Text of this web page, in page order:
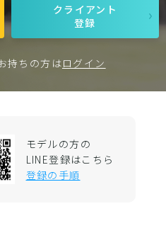
クライアント
登録
持ちの方はログイン
モデルの方の
LINE登録はこちら
登録の手順